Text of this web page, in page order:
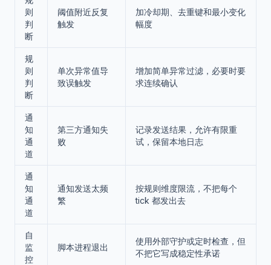
则
判
断
阈值附近反复
触发
加冷却期、去重键和最小变化
幅度
规
则
判
断
单次异常值导
致误触发
增加简单异常过滤，必要时要
求连续确认
通
知
通
道
第三方通知失
败
记录发送结果，允许有限重
试，保留本地日志
通
知
通
道
通知发送太频
繁
按规则维度限流，不把每个
tick 都发出去
自
监
控
脚本进程退出
使用外部守护或定时检查，但
不把它写成稳定性承诺